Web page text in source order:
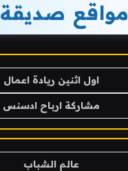
مواقع صديقة
اول اثنين ريادة اعمال
مشاركة ارباح ادسنس
عالم الشباب